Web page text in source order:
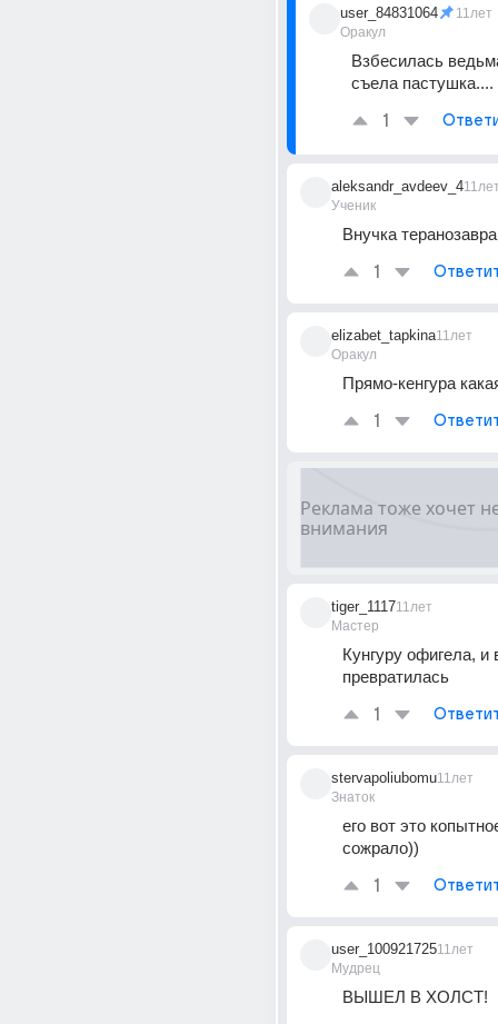
user_84831064
Оракул
11лет
Взбесилась
съела пастушка....
1
aleksandr_avdeev_4
Ученик
Внучка теранозавра
1
elizabet_tapkina
Оракул
11лет
Прямо-кенгура
1
tiger_1117
Мастер
11лет
Кунгуру офигела, и
превратилась
1
stervapoliubomu
Знаток
11лет
его вот это
сожрало))
1
user_100921725
Мудрец
11лет
ВЫШЕЛ В ХОЛСТ!